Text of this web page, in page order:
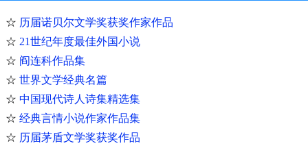
☆ 历届诺贝尔文学奖获奖作家作品
☆ 21世纪年度最佳外国小说
☆ 阎连科作品集
☆ 世界文学经典名篇
☆ 中国现代诗人诗集精选集
☆ 经典言情小说作家作品集
☆ 历届茅盾文学奖获奖作品